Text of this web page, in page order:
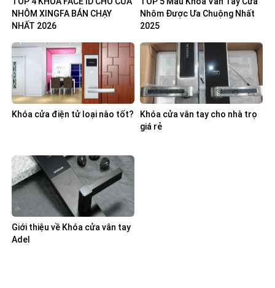
NHÔM XINGFA BÁN CHẠY
NHẤT 2026
Nhôm Được Ưa Chuộng Nhất
2025
Khóa cửa điện tử loại nào tốt?
Khóa cửa vân tay cho nhà trọ
giá rẻ
Giới thiệu về Khóa cửa vân tay
Adel